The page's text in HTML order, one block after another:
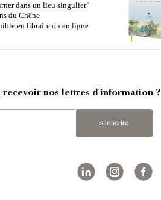
dans un lieu singulier”
du Chêne
en libraire ou en ligne
recevoir nos lettres d'information ?
s'inscrire